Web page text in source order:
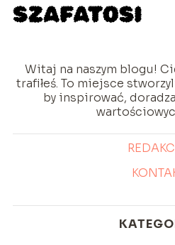
Witaj na naszym blogu!
trafiłeś. To miejsce
by inspirować,